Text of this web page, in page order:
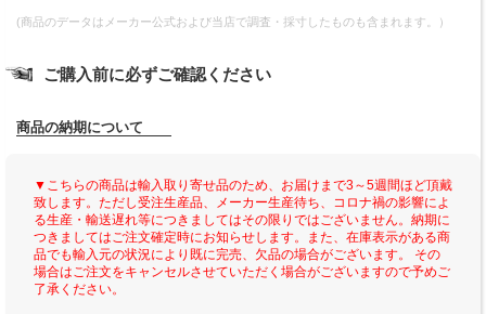
(商品のデータはメーカー公式および当店で調査・採寸したものも含まれます。）
ご購入前に必ずご確認ください
商品の納期について
▼こちらの商品は輸入取り寄せ品のため、お届けまで3～5週間ほど頂戴
致します。ただし受注生産品、メーカー生産待ち、コロナ禍の影響によ
る生産・輸送遅れ等につきましてはその限りではございません。納期に
つきましてはご注文確定時にお知らせします。また、在庫表示がある商
品でも輸入元の状況により既に完売、欠品の場合がございます。 その
場合はご注文をキャンセルさせていただく場合がございますので予めご
了承ください。